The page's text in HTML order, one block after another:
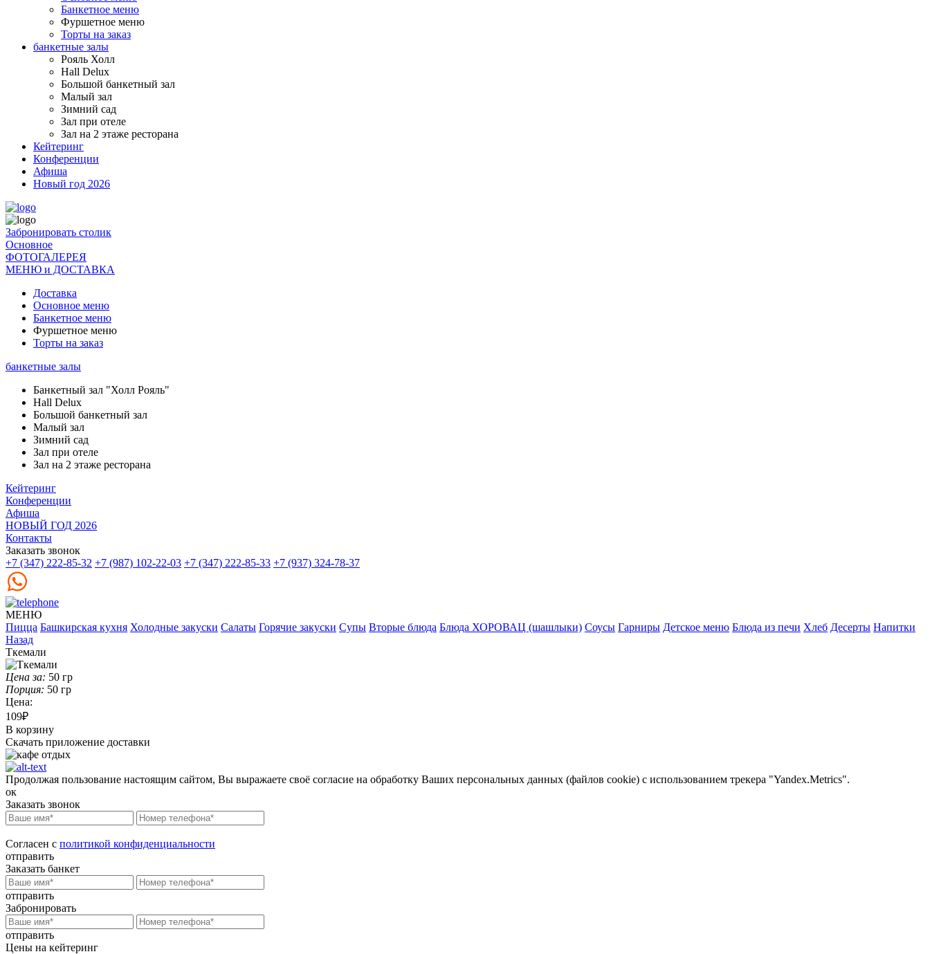
Банкетное меню
Фуршетное меню
Торты на заказ
банкетные залы
Рояль Холл
Hall Delux
Большой банкетный зал
Малый зал
Зимний сад
Зал при отеле
Зал на 2 этаже ресторана
Кейтеринг
Конференции
Афиша
Новый год 2026
Забронировать столик
Основное
ФОТОГАЛЕРЕЯ
МЕНЮ и ДОСТАВКА
Доставка
Основное меню
Банкетное меню
Фуршетное меню
Торты на заказ
банкетные залы
Банкетный зал "Холл Рояль"
Hall Delux
Большой банкетный зал
Малый зал
Зимний сад
Зал при отеле
Зал на 2 этаже ресторана
Кейтеринг
Конференции
Афиша
НОВЫЙ ГОД 2026
Контакты
Заказать звонок
+7 (347) 222-85-32 +7 (987) 102-22-03 +7 (347) 222-85-33 +7 (937) 324-78-37
МЕНЮ
Пицца Башкирская кухня Холодные закуски Салаты Горячие закуски Супы Вторые блюда Блюда ХОРОВАЦ (шашлыки) Соусы Гарниры Детское меню Блюда из печи Хлеб Десерты Напитки
Назад
Ткемали
Цена за: 50 гр
Порция: 50 гр
Цена:
109₽
В корзину
Скачать приложение доставки
Продолжая пользование настоящим сайтом, Вы выражаете своё согласие на обработку Ваших персональных данных (файлов cookie) с использованием трекера "Yandex.Metrics".
ок
Заказать звонок
Согласен с политикой конфиденциальности
отправить
Заказать банкет
отправить
Забронировать
отправить
Цены на кейтеринг